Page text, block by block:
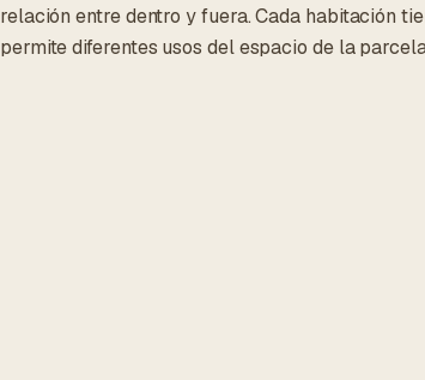
relación entre dentro y fuera. Cada habitación
permite diferentes usos del espacio de la